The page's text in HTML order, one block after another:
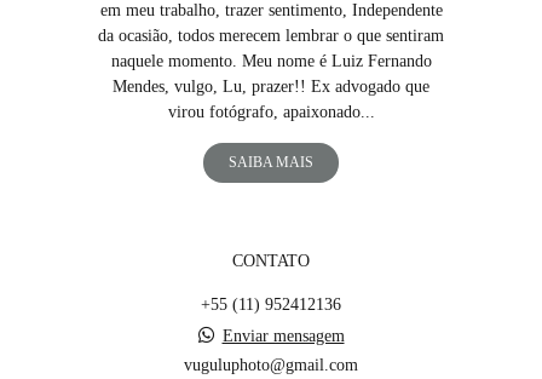
em meu trabalho, trazer sentimento, Independente
da ocasião, todos merecem lembrar o que sentiram
naquele momento. Meu nome é Luiz Fernando
Mendes, vulgo, Lu, prazer!! Ex advogado que
virou fotógrafo, apaixonado...
SAIBA MAIS
CONTATO
+55 (11) 952412136
Enviar mensagem
vuguluphoto@gmail.com